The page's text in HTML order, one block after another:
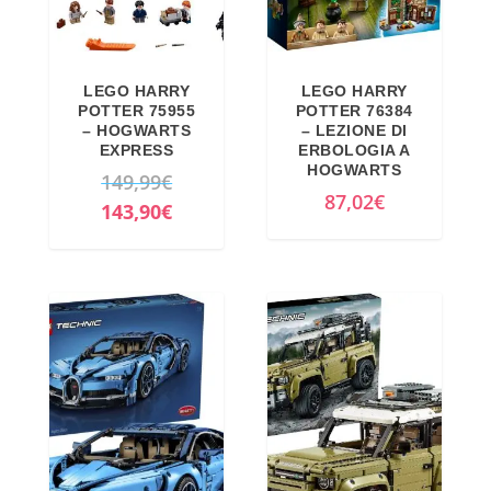
LEGO HARRY
POTTER 75955
– HOGWARTS
EXPRESS
149,99€I
l
e
z
z
o
o
r
i
143,90€I
r
e
z
z
o
a
t
LEGO HARRY
POTTER 76384
– LEZIONE DI
ERBOLOGIA A
HOGWARTS
87,02€